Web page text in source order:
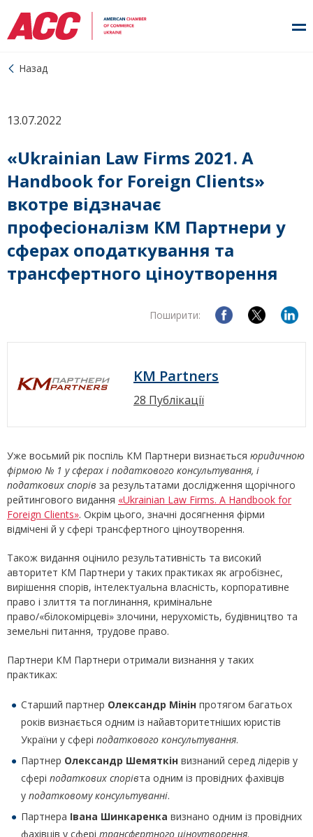
Назад
13.07.2022
«Ukrainian Law Firms 2021. А
Handbook for Foreign Clients»
вкотре відзначає
професіоналізм КМ Партнери у
сферах оподаткування та
трансфертного ціноутворення
Поширити:
KM Partners
28 Публікації
Уже восьмий рік поспіль КМ Партнери визнається юридичною
фірмою № 1 у сферах і податкового консультування, і
податкових спорів за результатами дослідження щорічного
рейтингового видання «Ukrainian Law Firms. А Handbook for
Foreign Clients». Окрім цього, значні досягнення фірми
відмічені й у сфері трансфертного ціноутворення.
Також видання оцінило результативність та високий
авторитет КМ Партнери у таких практиках як агробізнес,
вирішення спорів, інтелектуальна власність, корпоративне
право і злиття та поглинання, кримінальне
право/«білокомірцеві» злочини, нерухомість, будівництво та
земельні питання, трудове право.
Партнери КМ Партнери отримали визнання у таких
практиках:
Старший партнер Олександр Мінін протягом багатьох
років визнається одним із найавторитетніших юристів
України у сфері податкового консультування.
Партнер Олександр Шемяткін визнаний серед лідерів у
сфері податкових спорівта одним із провідних фахівців
у податковому консультуванні.
Партнера Івана Шинкаренка визнано одним із провідних
фахівців у сфері трансфертного ціноутворення.